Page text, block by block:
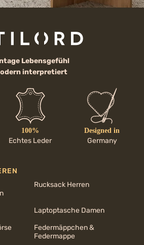
Lebensgefühl
interpretiert
100%
Echtes Leder
Designed in
Germany
Rucksack Herren
Laptoptasche Damen
Federmäppchen &
Federmappe